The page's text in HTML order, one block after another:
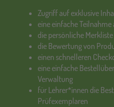
Zugriff auf exklusive
eine einfache
die persönliche Merkliste
die Bewertung von
einen schnelleren
eine einfache
Verwaltung
für Lehrer*innen die
Prüfexemplaren